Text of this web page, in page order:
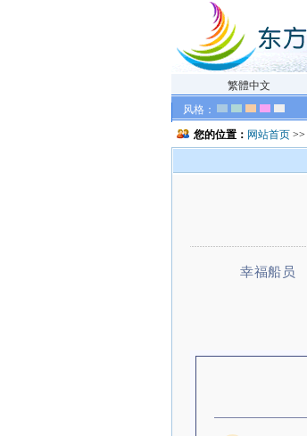
繁體中文
风格：
您的位置： 网站首页 >>
幸福船员